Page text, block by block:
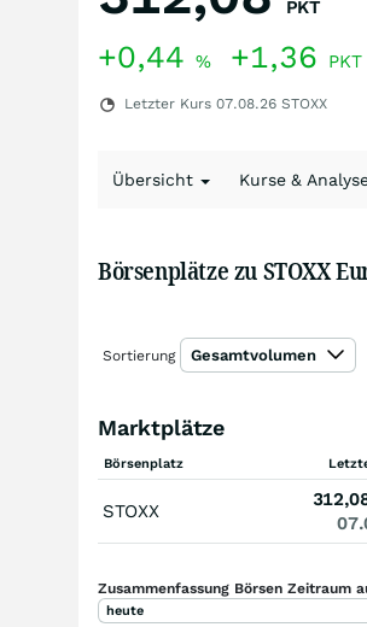
PKT
+0,44 % +1,36 PKT
Letzter Kurs 07.08.26 STOXX
Übersicht Kurse &
Börsenplätze zu STOXX
Sortierung Gesamtvolumen
Marktplätze
Börsenplatz
STOXX
Zusammenfassung Börsen Zeitraum
heute